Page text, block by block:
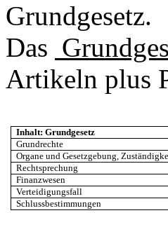
Grundgesetz.
Das
Artikeln plus
Inhalt: Grundgesetz
Grundrechte
Organe und Gesetzgebung,
Rechtsprechung
Finanzwesen
Verteidigungsfall
Schlussbestimmungen